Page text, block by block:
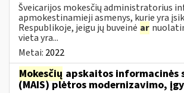
Šveicarijos mokesčių administratorius
apmokestinamieji asmenys, kurie yra
Respublikoje, jeigu jų buveinė ar
vieta yra...
Metai: 2022
Mokesčių apskaitos informacinės
(MAIS) plėtros modernizavimo,